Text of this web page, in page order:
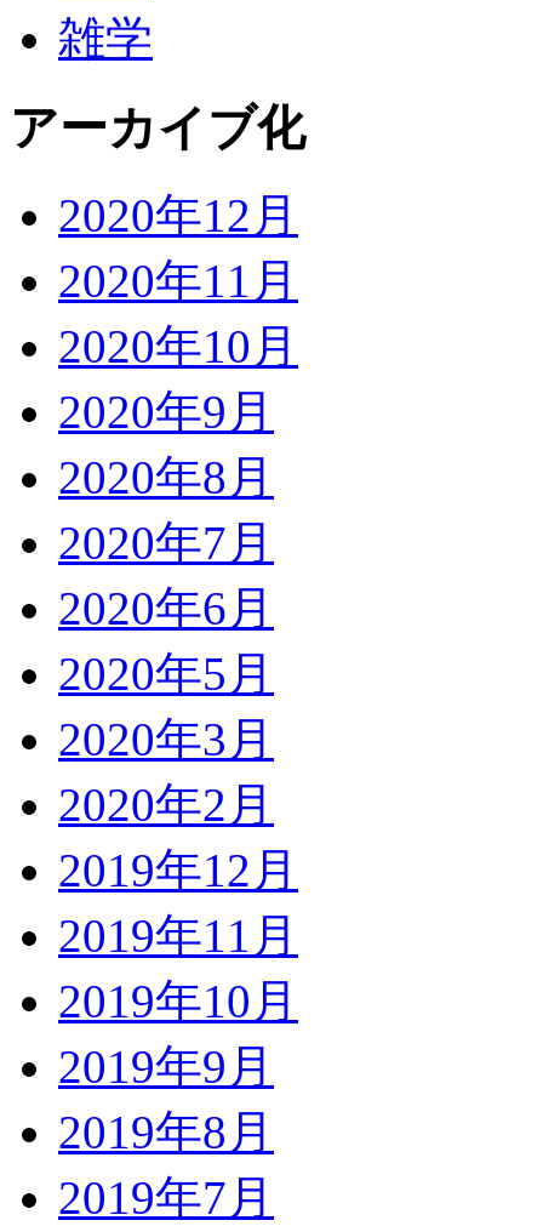
雑学
アーカイブ化
2020年12月
2020年11月
2020年10月
2020年9月
2020年8月
2020年7月
2020年6月
2020年5月
2020年3月
2020年2月
2019年12月
2019年11月
2019年10月
2019年9月
2019年8月
2019年7月